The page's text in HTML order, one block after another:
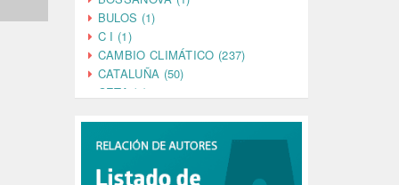
BULOS (1)
C I (1)
CAMBIO CLIMÁTICO (237)
CATALUÑA (50)
CETA (2)
CINE (35)
CIUDADANÍA (633)